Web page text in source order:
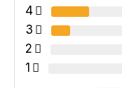
4
3
2
1